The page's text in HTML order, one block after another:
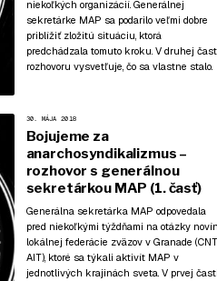
niekoľkých organizácií. Generálnej
sekretárke MAP sa podarilo veľmi dobre
priblížiť zložitú situáciu, ktorá
predchádzala tomuto kroku. V druhej
rozhovoru vysvetľuje, čo sa vlastne stalo.
30. MÁJA 2018
Bojujeme za
anarchosyndikalizmus –
rozhovor s generálnou
sekretárkou MAP (1. časť)
Generálna sekretárka MAP odpovedala
pred niekoľkými týždňami na otázky novín
lokálnej federácie zväzov v Granade
AIT), ktoré sa týkali aktivít MAP v
jednotlivých krajinách sveta. V prvej časti